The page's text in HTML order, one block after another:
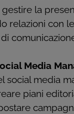
la
relazioni con
Media
social media
piani